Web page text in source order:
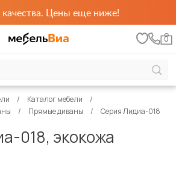
качества. Цены еще ниже!
0
Каталог мебели
Прямые диваны Серия Лидиа-018
018, экокожа